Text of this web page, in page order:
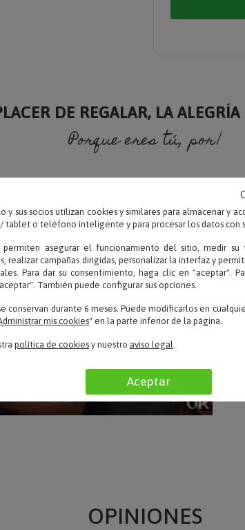
DE REGALAR, LA
Porque eres tú, porque soy yo
OPINIONES
y sus socios utilizan cookies y similares para almacenar y
tablet o teléfono inteligente y para procesar los datos con
permiten asegurar el funcionamiento del sitio, medir su
realizar campañas dirigidas, personalizar la interfaz y
Para dar su consentimiento, haga clic en "aceptar".
También puede configurar sus opciones.
conservan durante 6 meses. Puede modificarlos en
mis cookies" en la parte inferior de la página.
política de cookies y nuestro aviso legal
Aceptar